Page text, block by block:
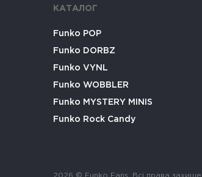
КАТАЛОГ
Funko POP
Funko DORBZ
Funko VYNL
Funko WOBBLER
Funko MYSTERY MINIS
Funko Rock Candy
2026 © Funko Fans. Всі права